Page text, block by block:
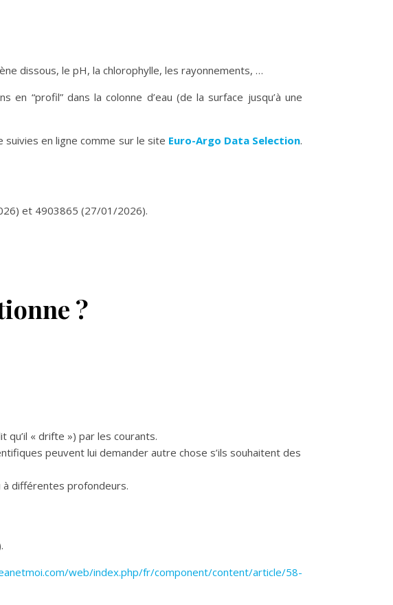
dissous, le pH, la chlorophylle, les rayonnements, …
“profil” dans la colonne d’eau (de la surface jusqu’à une
en ligne comme sur le site Euro-Argo Data Selection.
et 4903865 (27/01/2026).
?
« drifte ») par les courants.
peuvent lui demander autre chose s’ils souhaitent des
à différentes profondeurs.
web/index.php/fr/component/content/article/58-